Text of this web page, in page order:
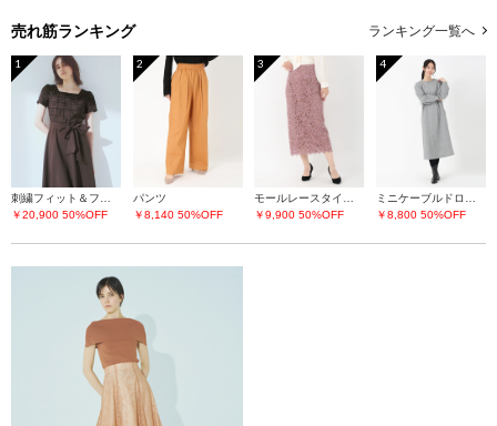
売れ筋ランキング ランキング一覧へ
1
刺繍フィット＆フレアーワンピース
￥20,900 50%OFF
2
パンツ
￥8,140 50%OFF
3
モールレースタイトスカート
￥9,900 50%OFF
4
ミニケーブルドロストワンピース
￥8,800 50%OFF